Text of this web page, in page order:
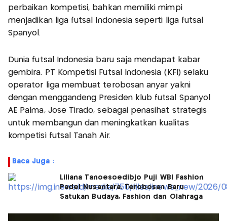
perbaikan kompetisi, bahkan memiliki mimpi
menjadikan liga futsal Indonesia seperti liga futsal
Spanyol.
Dunia futsal Indonesia baru saja mendapat kabar
gembira. PT Kompetisi Futsal Indonesia (KFI) selaku
operator liga membuat terobosan anyar yakni
dengan menggandeng Presiden klub futsal Spanyol
AE Palma, Jose Tirado, sebagai penasihat strategis
untuk membangun dan meningkatkan kualitas
kompetisi futsal Tanah Air.
Baca Juga :
Liliana Tanoesoedibjo Puji WBI Fashion
Padel Nusantara, Terobosan Baru
Satukan Budaya, Fashion dan Olahraga